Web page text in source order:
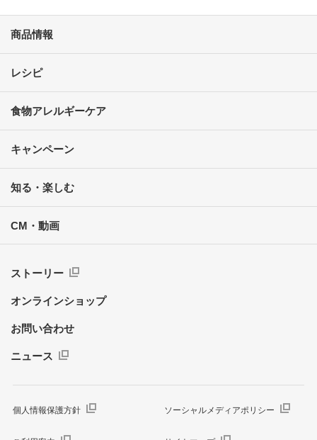
商品情報
レシピ
食物アレルギーケア
キャンペーン
知る・楽しむ
CM・動画
ストーリー
オンラインショップ
お問い合わせ
ニュース
個人情報保護方針 ソーシャルメディアポリシー